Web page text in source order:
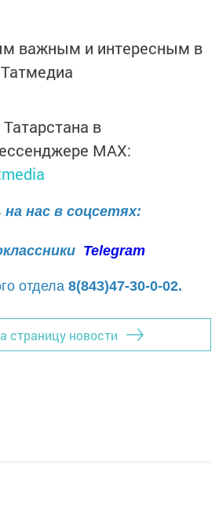
важным и интересным в
Татмедиа
в
MАХ:
нас в соцсетях:
Telegram
отдела 8(843)47-30-0-02.
страницу новости